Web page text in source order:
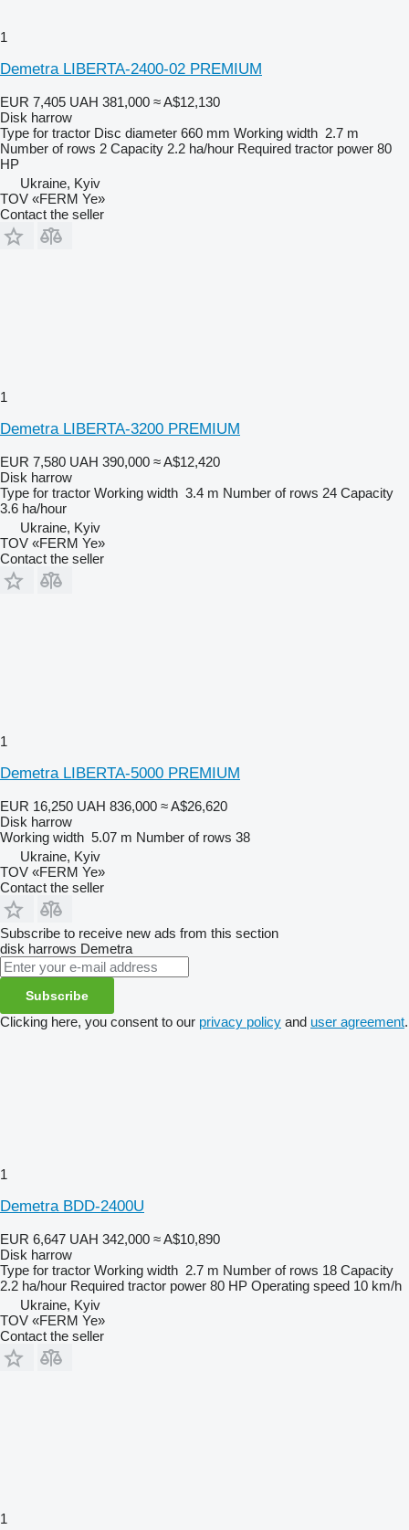
1
Demetra LIBERTA-2400-02 PREMIUM
EUR 7,405 UAH 381,000 ≈ A$12,130
Disk harrow
Type for tractor Disc diameter 660 mm Working width 2.7 m
Number of rows 2 Capacity 2.2 ha/hour Required tractor power 80
HP
Ukraine, Kyiv
TOV «FERM Ye»
Contact the seller
1
Demetra LIBERTA-3200 PREMIUM
EUR 7,580 UAH 390,000 ≈ A$12,420
Disk harrow
Type for tractor Working width 3.4 m Number of rows 24 Capacity
3.6 ha/hour
Ukraine, Kyiv
TOV «FERM Ye»
Contact the seller
1
Demetra LIBERTA-5000 PREMIUM
EUR 16,250 UAH 836,000 ≈ A$26,620
Disk harrow
Working width 5.07 m Number of rows 38
Ukraine, Kyiv
TOV «FERM Ye»
Contact the seller
Subscribe to receive new ads from this section
disk harrows Demetra
Subscribe
Clicking here, you consent to our privacy policy and user agreement.
1
Demetra BDD-2400U
EUR 6,647 UAH 342,000 ≈ A$10,890
Disk harrow
Type for tractor Working width 2.7 m Number of rows 18 Capacity
2.2 ha/hour Required tractor power 80 HP Operating speed 10 km/h
Ukraine, Kyiv
TOV «FERM Ye»
Contact the seller
1